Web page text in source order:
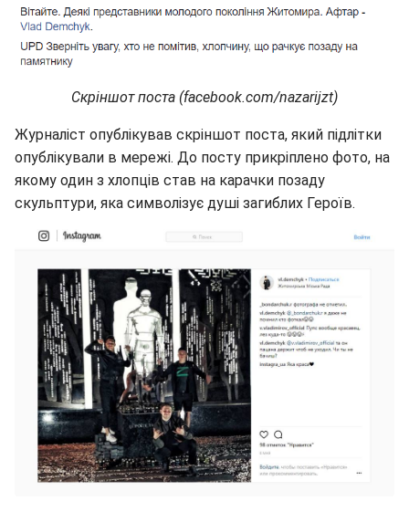
Скріншот поста (facebook.com/nazarijzt)
Журналіст опублікував скріншот поста, який підлітки
опублікували в мережі. До посту прикріплено фото, на
якому один з хлопців став на карачки позаду
скульптури, яка символізує душі загиблих Героїв.